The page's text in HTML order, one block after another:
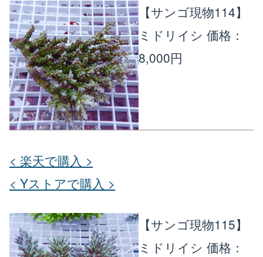
【サンゴ現物114】
ミドリイシ 価格：
8,000円
< 楽天で購入 >
< Yストアで購入 >
【サンゴ現物115】
ミドリイシ 価格：